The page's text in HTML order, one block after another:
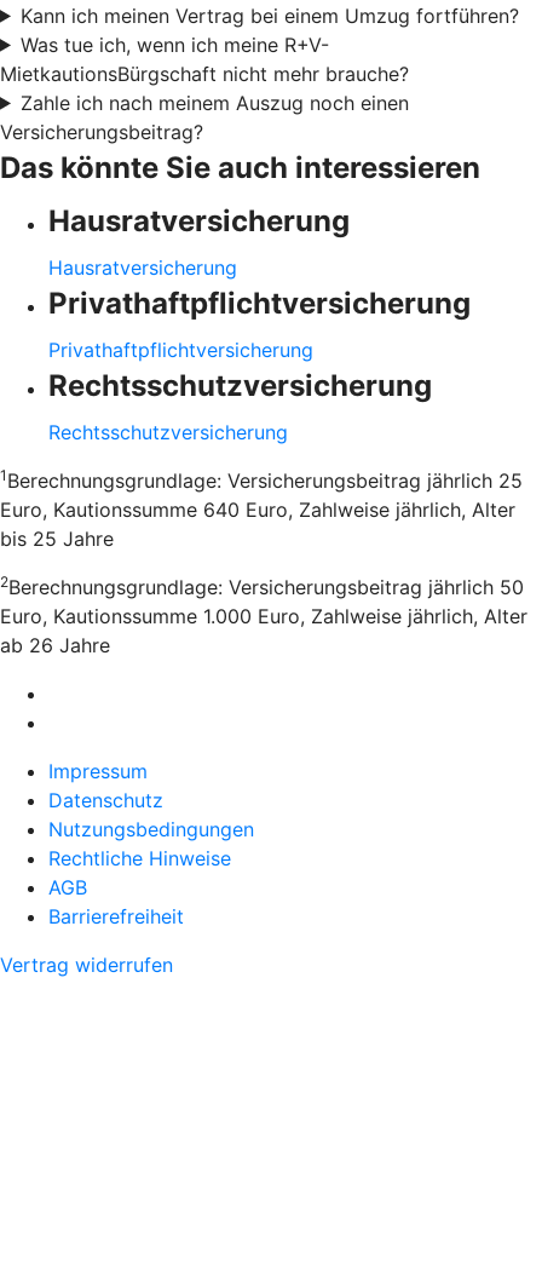
Kann ich meinen Vertrag bei einem Umzug fortführen?
Was tue ich, wenn ich meine R+V-
MietkautionsBürgschaft nicht mehr brauche?
Zahle ich nach meinem Auszug noch einen
Versicherungsbeitrag?
Das könnte Sie auch interessieren
Hausratversicherung
Hausratversicherung
Privathaftpflichtversicherung
Privathaftpflichtversicherung
Rechtsschutzversicherung
Rechtsschutzversicherung
1 Berechnungsgrundlage: Versicherungsbeitrag jährlich 25
Euro, Kautionssumme 640 Euro, Zahlweise jährlich, Alter
bis 25 Jahre
2Berechnungsgrundlage: Versicherungsbeitrag jährlich 50
Euro, Kautionssumme 1.000 Euro, Zahlweise jährlich, Alter
ab 26 Jahre
Impressum
Datenschutz
Nutzungsbedingungen
Rechtliche Hinweise
AGB
Barrierefreiheit
Vertrag widerrufen